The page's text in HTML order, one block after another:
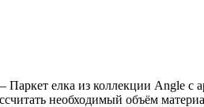
елка из коллекции Angle с
необходимый объём